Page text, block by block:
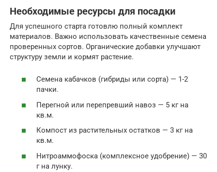
Необходимые ресурсы для посадки
Для успешного старта готовлю полный комплект
материалов. Важно использовать качественные семена
проверенных сортов. Органические добавки улучшают
структуру земли и кормят растение.
Семена кабачков (гибриды или сорта) — 1-2
пачки.
Перегной или перепревший навоз — 5 кг на
кв.м.
Компост из растительных остатков — 3 кг на
кв.м.
Нитроаммофоска (комплексное удобрение) — 30
г на лунку.